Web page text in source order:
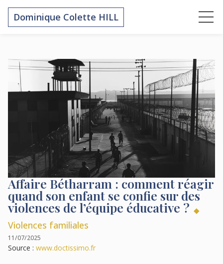
Dominique Colette HILL
Affaire Bétharram : comment réagir
quand son enfant se confie sur des
violences de l’équipe éducative ?
Violences familiales
11/07/2025
Source : www.doctissimo.fr